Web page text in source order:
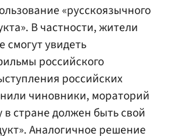
«русскоязычного
В частности, жители
смогут увидеть
российского
российских
чиновники, мораторий
в стране должен быть свой
Аналогичное решение